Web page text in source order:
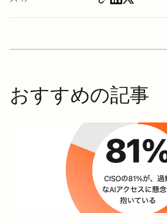
おすすめの記事